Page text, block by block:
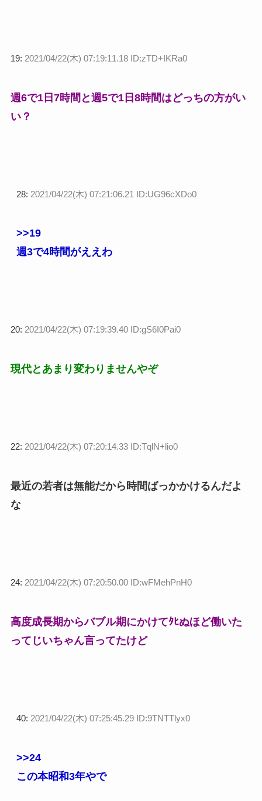
19: 2021/04/22(木) 07:19:11.18 ID:zTD+IKRa0
週6で1日7時間と週5で1日8時間はどっちの方がい
い？
28: 2021/04/22(木) 07:21:06.21 ID:UG96cXDo0
>>19
週3で4時間がええわ
20: 2021/04/22(木) 07:19:39.40 ID:gS6I0Pai0
現代とあまり変わりませんやぞ
22: 2021/04/22(木) 07:20:14.33 ID:TqlN+lio0
最近の若者は無能だから時間ばっかかけるんだよ
な
24: 2021/04/22(木) 07:20:50.00 ID:wFMehPnH0
高度成長期からバブル期にかけてﾀﾋぬほど働いた
ってじいちゃん言ってたけど
40: 2021/04/22(木) 07:25:45.29 ID:9TNTTlyx0
>>24
この本昭和3年やで